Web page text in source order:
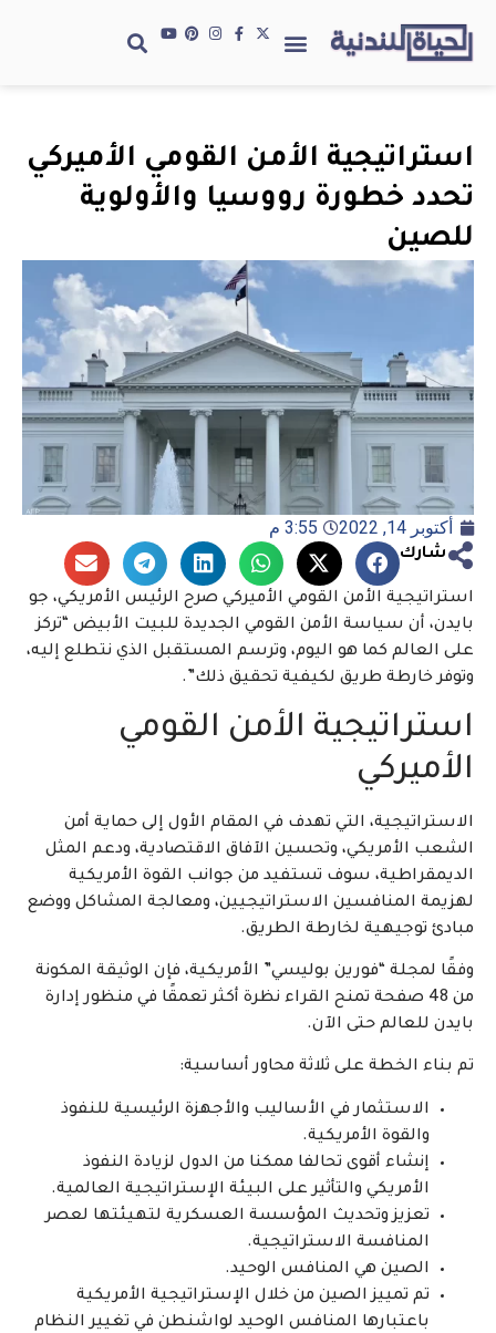
استراتيجية الأمن القومي الأميركي
تحدد خطورة رووسيا والأولوية
للصين
أكتوبر 14, 2022 3:55 م
شارك
استراتيجية الأمن القومي الأميركي صرح الرئيس الأمريكي، جو
بايدن، أن سياسة الأمن القومي الجديدة للبيت الأبيض “تركز
على العالم كما هو اليوم، وترسم المستقبل الذي نتطلع إليه،
وتوفر خارطة طريق لكيفية تحقيق ذلك”.
استراتيجية الأمن القومي
الأميركي
الاستراتيجية، التي تهدف في المقام الأول إلى حماية أمن
الشعب الأمريكي، وتحسين الآفاق الاقتصادية، ودعم المثل
الديمقراطية، سوف تستفيد من جوانب القوة الأمريكية
لهزيمة المنافسين الاستراتيجيين، ومعالجة المشاكل ووضع
مبادئ توجيهية لخارطة الطريق.
وفقًا لمجلة “فورين بوليسي” الأمريكية، فإن الوثيقة المكونة
من 48 صفحة تمنح القراء نظرة أكثر تعمقًا في منظور إدارة
بايدن للعالم حتى الآن.
تم بناء الخطة على ثلاثة محاور أساسية:
الاستثمار في الأساليب والأجهزة الرئيسية للنفوذ
والقوة الأمريكية.
إنشاء أقوى تحالفا ممكنا من الدول لزيادة النفوذ
الأمريكي والتأثير على البيئة الإستراتيجية العالمية.
تعزيز وتحديث المؤسسة العسكرية لتهيئتها لعصر
المنافسة الاستراتيجية.
الصين هي المنافس الوحيد.
تم تمييز الصين من خلال الإستراتيجية الأمريكية
باعتبارها المنافس الوحيد لواشنطن في تغيير النظام